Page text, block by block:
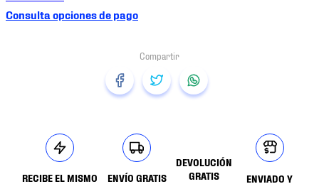
Consulta opciones de pago
RECIBE EL MISMO
ENVÍO GRATIS
DEVOLUCIÓN
GRATIS
ENVIADO Y